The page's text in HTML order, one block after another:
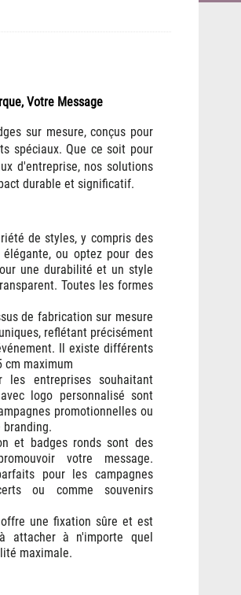
Votre Message
sur mesure, conçus pour
spéciaux. Que ce soit pour
d'entreprise, nos solutions
durable et significatif.
de styles, y compris des
ou optez pour des
une durabilité et un style
Toutes les formes
de fabrication sur mesure
reflétant précisément
Il existe différents
maximum
les entreprises souhaitant
logo personnalisé sont
promotionnelles ou
et badges ronds sont des
votre message.
pour les campagnes
ou comme souvenirs
une fixation sûre et est
attacher à n'importe quel
maximale.